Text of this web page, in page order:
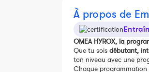
À propos de
OMEA HYROX, la
Que tu sois débutant,
ton niveau avec une
Chaque programmation